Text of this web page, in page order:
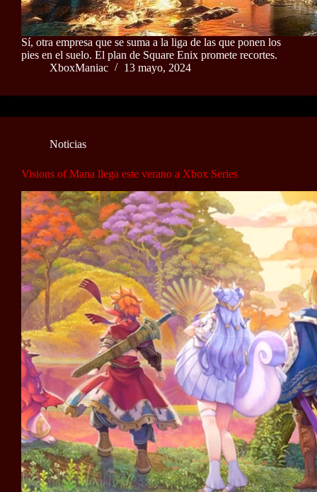
Sí, otra empresa que se suma a la liga de las que ponen los
pies en el suelo. El plan de Square Enix promete recortes.
XboxManiac
13 mayo, 2024
Noticias
Visions of Mana llega este verano a Xbox Series